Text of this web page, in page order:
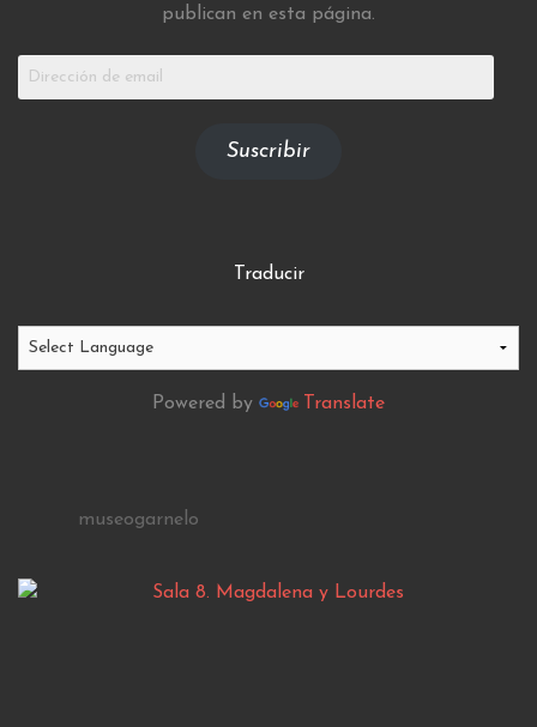
publican en esta página.
Dirección
Suscribir
Traducir
Powered by Translate
museogarnelo